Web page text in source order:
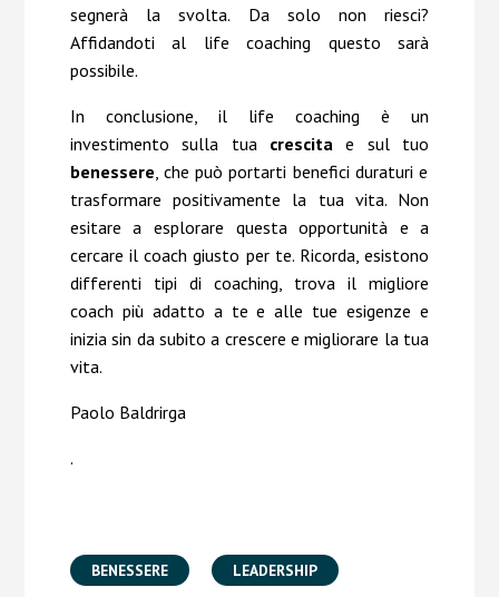
segnerà la svolta. Da solo non riesci?
Affidandoti al life coaching questo sarà
possibile.
In conclusione, il life coaching è un
investimento sulla tuacrescita e sul tuo
benessere, che può portarti benefici duraturi e
trasformare positivamente la tua vita. Non
esitare a esplorare questa opportunità e a
cercare il coach giusto per te. Ricorda, esistono
differenti tipi di coaching, trova il migliore
coach più adatto a te e alle tue esigenze e
inizia sin da subito a crescere e migliorare la tua
vita.
Paolo Baldrirga
.
BENESSERE LEADERSHIP